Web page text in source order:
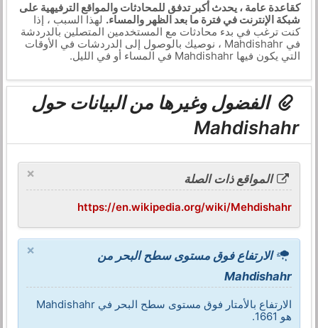
كقاعدة عامة ، يحدث أكبر تدفق للمحادثات والمواقع الترفيهية على
شبكة الإنترنت في فترة ما بعد الظهر والمساء. لهذا السبب ، إذا
كنت ترغب في بدء محادثات مع المستخدمين المتصلين بالدردشة
في Mahdishahr ، نوصيك بالوصول إلى الدردشات في الأوقات
التي يكون فيها Mahdishahr في المساء أو في الليل.
الفضول وغيرها من البيانات حول
Mahdishahr
× المواقع ذات الصلة
https://en.wikipedia.org/wiki/Mehdishahr
×
الارتفاع فوق مستوى سطح البحر من
Mahdishahr
الارتفاع بالأمتار فوق مستوى سطح البحر في Mahdishahr
هو 1661.